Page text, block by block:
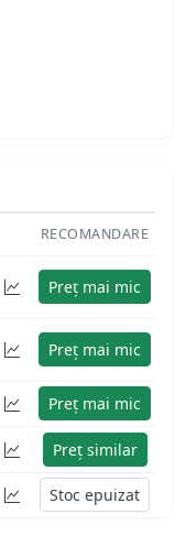
RECOMANDARE
Preț mai mic
Preț mai mic
Preț mai mic
Preț similar
Stoc epuizat